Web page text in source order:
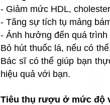
- Giảm mức HDL,
- Tăng sự tích tụ mảng
- Ảnh hưởng đến quá
Bỏ hút thuốc lá, nếu có
Bác sĩ có thể giúp bạn
hiệu quả với bạn.
Tiêu thụ rượu ở mức độ